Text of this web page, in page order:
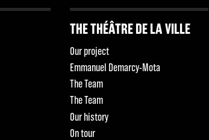
THE THÉÂTRE DE LA VILLE
Our project
Emmanuel Demarcy-Mota
The Team
The Team
Our history
On tour